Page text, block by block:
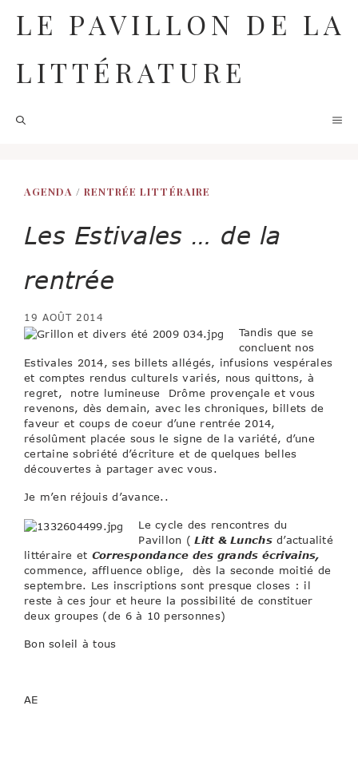
contenu
LE PAVILLON DE LA
LITTÉRATURE
AGENDA /RENTRÉE LITTÉRAIRE
Les Estivales … de la
rentrée
19 AOÛT 2014
Tandis que se
concluent nos
Estivales 2014, ses billets allégés, infusions vespérales
et comptes rendus culturels variés, nous quittons, à
regret, notre lumineuse Drôme provençale et vous
revenons, dès demain, avec les chroniques, billets de
faveur et coups de coeur d’une rentrée 2014,
résolûment placée sous le signe de la variété, d’une
certaine sobriété d’écriture et de quelques belles
découvertes à partager avec vous.
Je m’en réjouis d’avance..
Le cycle des rencontres du
Pavillon ( Litt & Lunchsd’actualité
littéraire et Correspondance des grands écrivains,
commence, affluence oblige, dès la seconde moitié de
septembre. Les inscriptions sont presque closes : il
reste à ces jour et heure la possibilité de constituer
deux groupes (de 6 à 10 personnes)
Bon soleil à tous
AE